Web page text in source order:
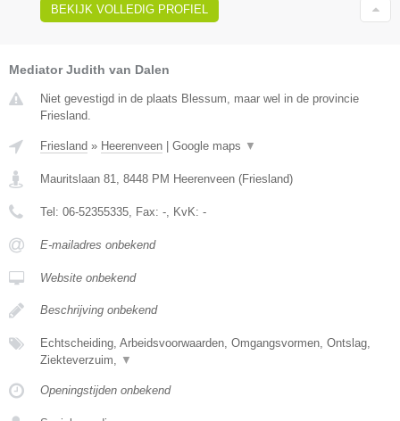
BEKIJK VOLLEDIG PROFIEL
Mediator Judith van Dalen
Niet gevestigd in de plaats Blessum, maar wel in de provincie
Friesland.
Friesland » Heerenveen Google maps ▼
Mauritslaan 81, 8448 PM Heerenveen (Friesland)
Tel: 06-52355335, Fax: -, KvK: -
E-mailadres onbekend
Website onbekend
Beschrijving onbekend
Echtscheiding, Arbeidsvoorwaarden, Omgangsvormen, Ontslag,
Ziekteverzuim, ▼
Openingstijden onbekend